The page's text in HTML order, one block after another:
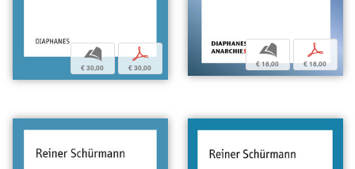
b
€ 30,00
p
€ 30,00
b
€ 18,00
p
€ 18,00